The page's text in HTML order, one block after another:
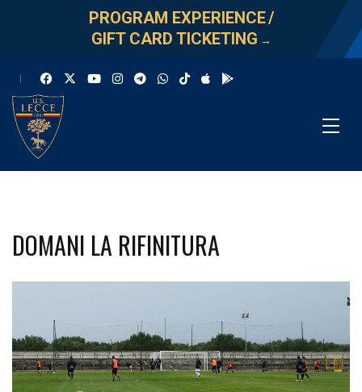
PROGRAM EXPERIENCE/
GIFT CARD TICKETING →
DOMANI LA RIFINITURA